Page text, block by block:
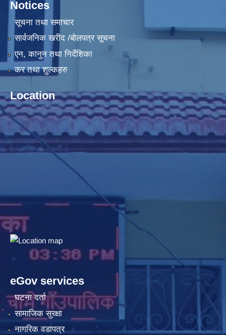
Notices
सूचना तथा समाचार
सार्वजनिक खरीद /बोलपत्र सूचना
एन, कानुन तथा निर्देशिका
कर तथा शुल्कहरु
Location
eGov services
घटना दर्ता
सामाजिक सुरक्षा
नागरिक वडापत्र